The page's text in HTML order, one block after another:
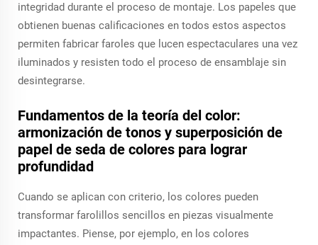
integridad durante el proceso de montaje. Los papeles que
obtienen buenas calificaciones en todos estos aspectos
permiten fabricar faroles que lucen espectaculares una vez
iluminados y resisten todo el proceso de ensamblaje sin
desintegrarse.
Fundamentos de la teoría del color:
armonización de tonos y superposición de
papel de seda de colores para lograr
profundidad
Cuando se aplican con criterio, los colores pueden
transformar farolillos sencillos en piezas visualmente
impactantes. Piense, por ejemplo, en los colores